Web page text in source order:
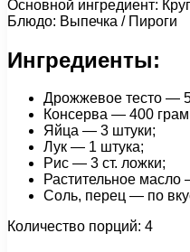
Основной ингредиент:
Блюдо: Выпечка / Пироги
Ингредиенты:
Дрожжевое тесто —
Консерва — 400
Яйца — 3 штуки;
Лук — 1 штука;
Рис — 3 ст. ложки;
Растительное масло
Соль, перец — по
Количество порций: 4